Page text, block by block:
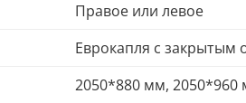
Правое или левое
Еврокапля с
2050*880 мм, 2050*960